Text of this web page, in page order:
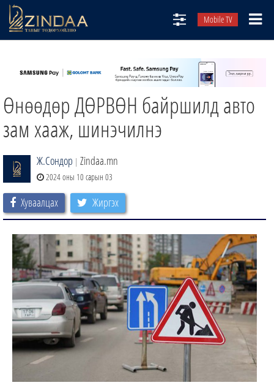
Mobile TV
ТВ8
ӨГЛӨӨНИЙ СОНИН
АУДИО ЗОХИОЛ
Өнөөдөр ДӨРВӨН байршилд авто
зам хааж, шинэчилнэ
Ж.Сондор | Zindaa.mn
2024 оны 10 сарын 03
Хуваалцах Жиргэх